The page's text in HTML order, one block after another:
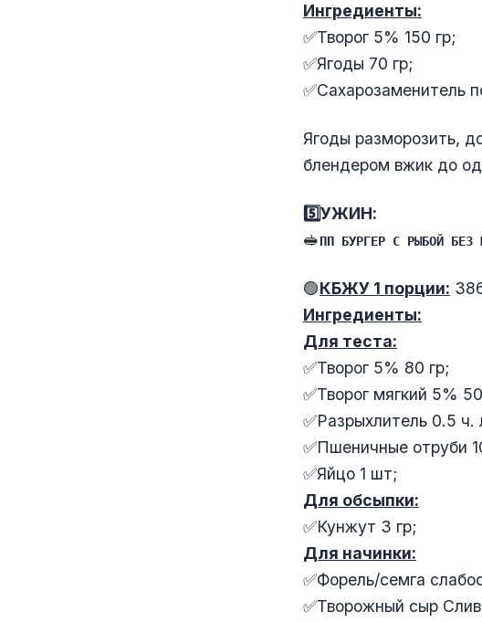
Ингредиенты:
✅Творог 5% 150 гр;
✅Ягоды 70 гр;
✅Сахарозаменитель
Ягоды разморозить,
блендером вжик до
5️⃣УЖИН:
🥪ПП БУРГЕР С РЫБОЙ БЕЗ
🟢КБЖУ 1 порции:
Ингредиенты:
Для теста:
✅Творог 5% 80 гр;
✅Творог мягкий 5%
✅Разрыхлитель 0.5 ч.
✅Пшеничные отруби
✅Яйцо 1 шт;
Для обсыпки:
✅Кунжут 3 гр;
Для начинки:
✅Форель/семга
✅Творожный сыр